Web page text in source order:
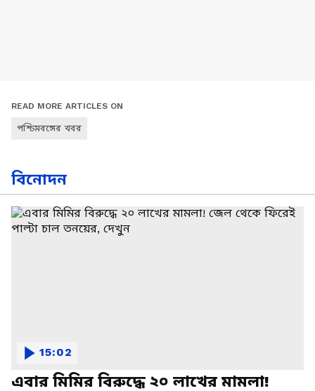
READ MORE ARTICLES ON
পশ্চিমবঙ্গের খবর
বিনোদন
এবার মিমির বিরুদ্ধে ২০ লাখের মামলা!
15:02